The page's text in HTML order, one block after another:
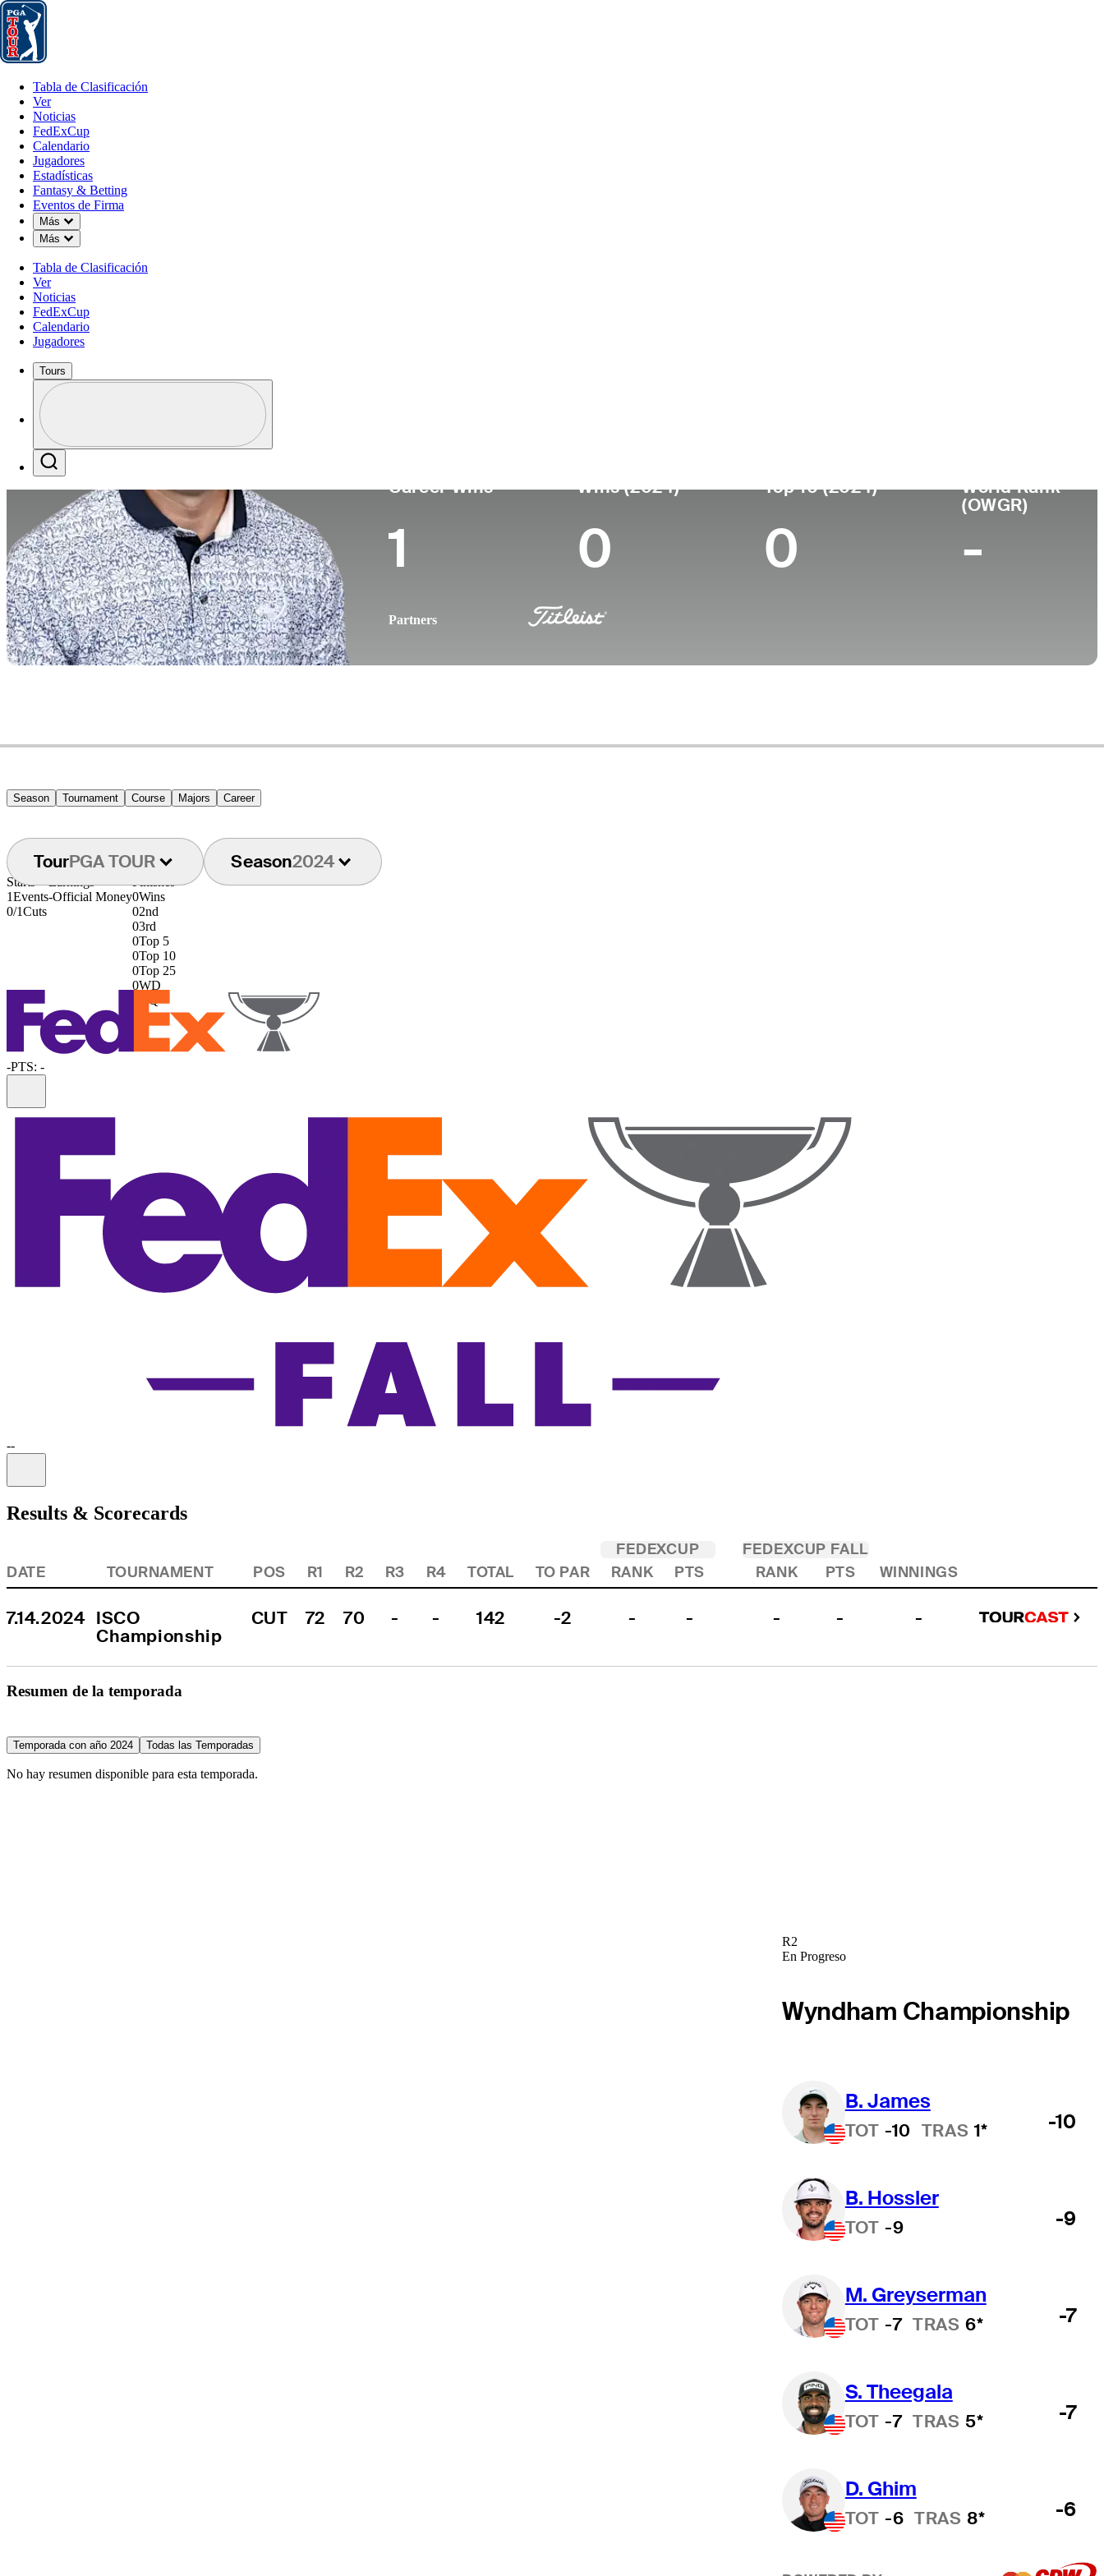
Tabla de Clasificación
Tabla de Clasificación
Ver
Noticias
FedExCup
Calendario
Jugadores
Estadísticas
Fantasy & Betting
Eventos de Firma
Más
Down Chevron
Más
Down Chevron
Tabla de Clasificación
Ver
Noticias
FedExCup
Calendario
Jugadores
Tours
Profile / PGA Tour Pass Logo
Career Wins
1
Wins (2024)
0
Top 10 (2024)
0
World Rank
(OWGR)
-
Partners
Season Tournament Course Majors Career
TourPGA TOUR Season2024
Starts
1Events
0/1Cuts
Earnings
-Official Money
Finishes
0Wins
02nd
03rd
0Top 5
0Top 10
0Top 25
0WD
DQ
-PTS: -
--
Results & Scorecards
FEDEXCUP
FEDEXCUP FALL
DATE
TOURNAMENT POS R1 R2 R3 R4 TOTAL TO PAR RANK PTS RANK PTS WINNINGS
7.14.2024 ISCO
Championship
CUT 72 70 - - 142 -2 - - - - -
Resumen de la temporada
Temporada con año 2024 Todas las Temporadas
No hay resumen disponible para esta temporada.
R2
En Progreso
Wyndham Championship
B. James
TOT -10 TRAS 1* -10
B. Hossler
TOT -9 -9
M. Greyserman
TOT -7 TRAS 6* -7
S. Theegala
TOT -7 TRAS 5* -7
D. Ghim
TOT -6 TRAS 8* -6